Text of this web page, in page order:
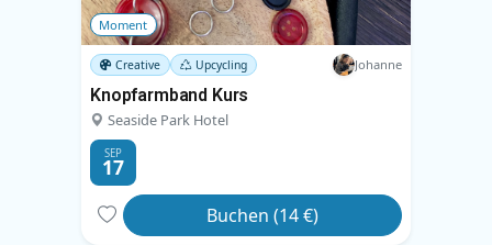
Moment
Creative Upcycling Johanne
Knopfarmband Kurs
Seaside Park Hotel
SEP
17
Buchen (14 €)